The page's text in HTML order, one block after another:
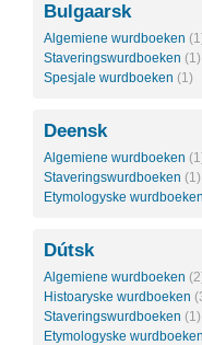
Bulgaarsk
Algemiene wurdboeken
Staveringswurdboeken (1)
Spesjale wurdboeken (1)
Deensk
Algemiene wurdboeken
Staveringswurdboeken (1)
Etymologyske wurdboeken
Dútsk
Algemiene wurdboeken
Histoaryske wurdboeken
Staveringswurdboeken (1)
Etymologyske wurdboeken